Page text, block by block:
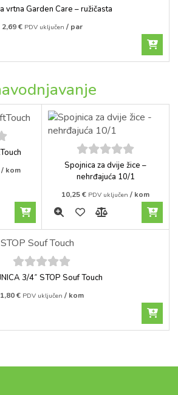
5out of
vrtna Garden Care – ružičasta
2,69€ PDV uključen / par
/ kom
5out of
5
Spojnica za dvije žice –
nehrđajuća 10/1
10,25€ PDV uključen / kom
5 out of
3/4˝ STOP Souf Touch
1,80€ PDV uključen / kom